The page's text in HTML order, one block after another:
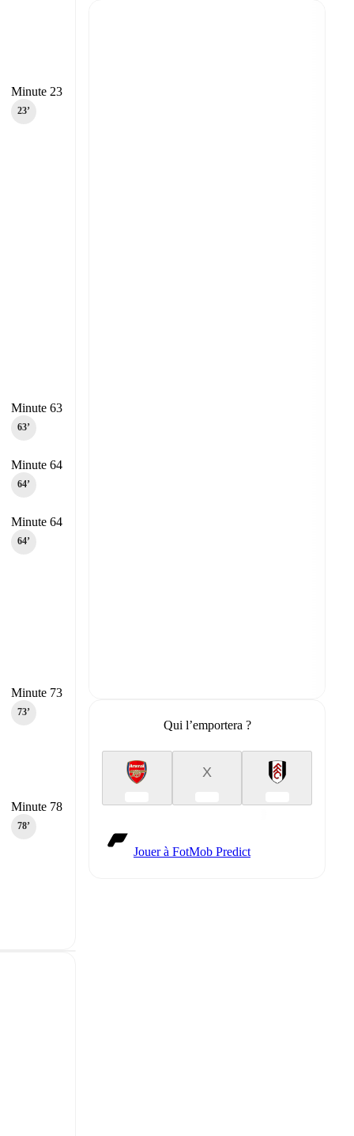
Minute 23
23‎’‎
Minute 63
63‎’‎
Minute 64
64‎’‎
Minute 64
64‎’‎
Minute 73
73‎’‎
Minute 78
78‎’‎
Qui l’emportera ?
X
Jouer à FotMob Predict